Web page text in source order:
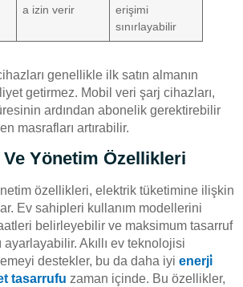
a izin verir
erişimi
sınırlayabilir
genellikle ilk satın almanın
getirmez. Mobil veri şarj cihazları,
ardından abonelik gerektirebilir
masrafları artırabilir.
Yönetim Özellikleri
özellikleri, elektrik tüketimine ilişkin
Ev sahipleri kullanım modellerini
belirleyebilir ve maksimum tasarruf
ayarlayabilir. Akıllı ev teknolojisi
destekler, bu da daha iyi enerji̇
tasarrufu zaman içinde. Bu özellikler,